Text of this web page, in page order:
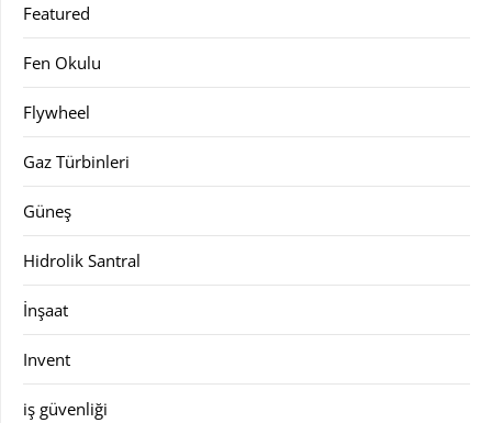
Featured
Fen Okulu
Flywheel
Gaz Türbinleri
Güneş
Hidrolik Santral
İnşaat
Invent
iş güvenliği